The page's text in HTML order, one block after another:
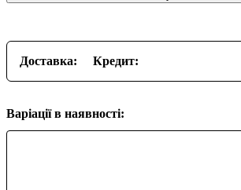
Доставка: Кредит:
Варіації в наявності: